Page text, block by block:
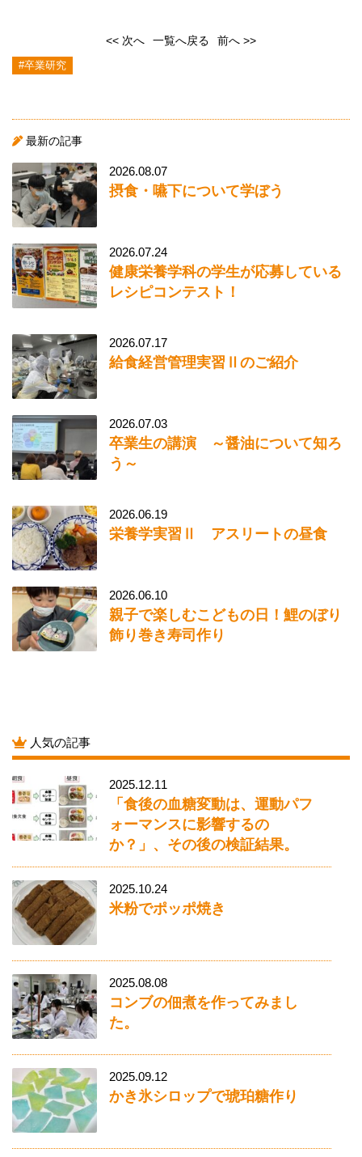
<< 次へ 一覧へ戻る 前へ >>
#卒業研究
最新の記事
2026.08.07
摂食・嚥下について学ぼう
2026.07.24
健康栄養学科の学生が応募している
レシピコンテスト！
2026.07.17
給食経営管理実習Ⅱのご紹介
2026.07.03
卒業生の講演 ～醤油について知ろ
う～
2026.06.19
栄養学実習Ⅱ アスリートの昼食
2026.06.10
親子で楽しむこどもの日！鯉のぼり
飾り巻き寿司作り
人気の記事
2025.12.11
「食後の血糖変動は、運動パフ
ォーマンスに影響するの
か？」、その後の検証結果。
2025.10.24
米粉でポッポ焼き
2025.08.08
コンブの佃煮を作ってみまし
た。
2025.09.12
かき氷シロップで琥珀糖作り